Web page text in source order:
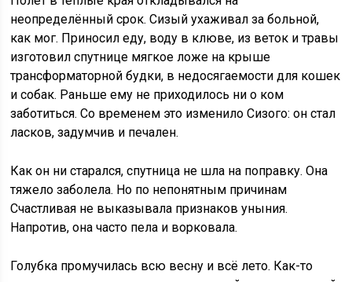
неопределённый срок. Сизый ухаживал за больной,
как мог. Приносил еду, воду в клюве, из веток и травы
изготовил спутнице мягкое ложе на крыше
трансформаторной будки, в недосягаемости для кошек
и собак. Раньше ему не приходилось ни о ком
заботиться. Со временем это изменило Сизого: он стал
ласков, задумчив и печален.
Как он ни старался, спутница не шла на поправку. Она
тяжело заболела. Но по непонятным причинам
Счастливая не выказывала признаков уныния.
Напротив, она часто пела и ворковала.
Голубка промучилась всю весну и всё лето. Как-то